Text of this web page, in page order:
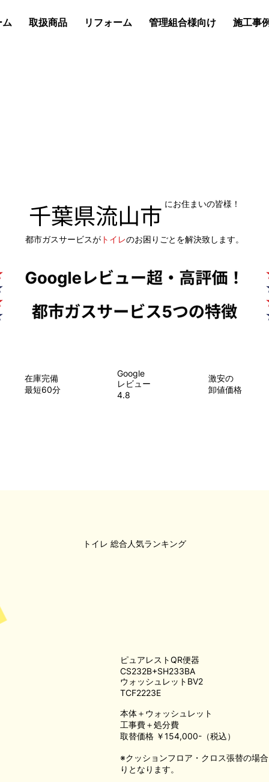
ム 取扱商品 リフォーム 管理組合様向け 施工事例
にお住まいの皆様！
千葉県流山市
都市ガスサービスがトイレのお困りごとを解決致します。
在庫完備
最短60分
Google
レビュー
4.8
​激安の
卸値価格
総合人気ランキング
トイレ
※クッションフロア・クロス張替の場
りとなります。
ピュアレストQR便器
CS232B+SH233BA
ウォッシュレットBV2
TCF2223E
本体＋ウォッシュレット
工事費＋処分費
取替価格 ￥154,000-（税込）